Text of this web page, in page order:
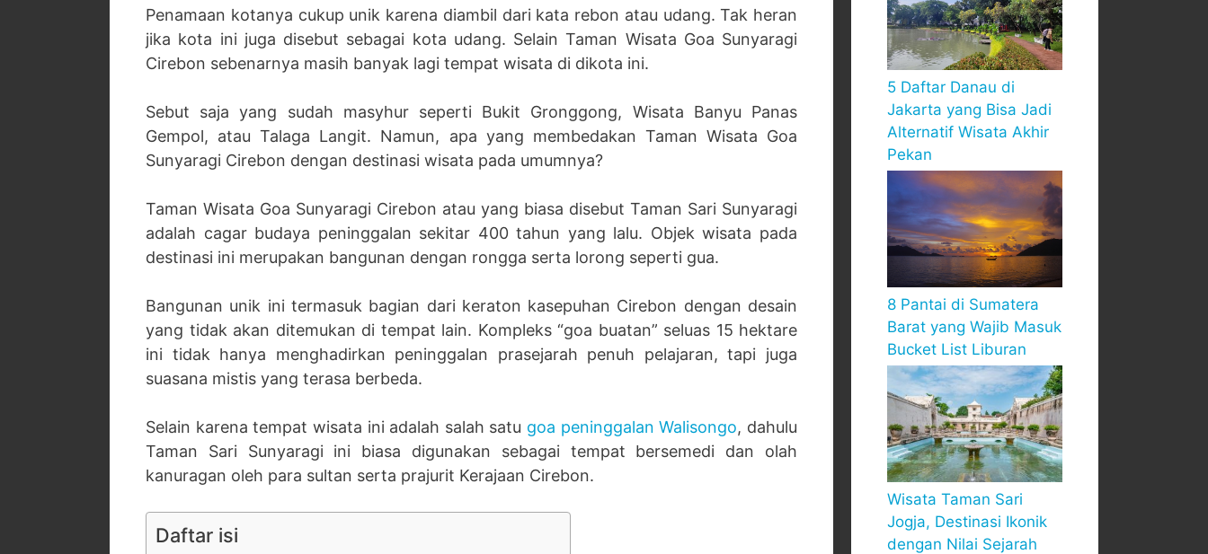
Penamaan kotanya cukup unik karena diambil dari kata rebon atau udang. Tak heran
jika kota ini juga disebut sebagai kota udang. Selain Taman Wisata Goa Sunyaragi
Cirebon sebenarnya masih banyak lagi tempat wisata di dikota ini.
Sebut saja yang sudah masyhur seperti Bukit Gronggong, Wisata Banyu Panas
Gempol, atau Talaga Langit. Namun, apa yang membedakan Taman Wisata Goa
Sunyaragi Cirebon dengan destinasi wisata pada umumnya?
Taman Wisata Goa Sunyaragi Cirebon atau yang biasa disebut Taman Sari Sunyaragi
adalah cagar budaya peninggalan sekitar 400 tahun yang lalu. Objek wisata pada
destinasi ini merupakan bangunan dengan rongga serta lorong seperti gua.
Bangunan unik ini termasuk bagian dari keraton kasepuhan Cirebon dengan desain
yang tidak akan ditemukan di tempat lain. Kompleks “goa buatan” seluas 15 hektare
ini tidak hanya menghadirkan peninggalan prasejarah penuh pelajaran, tapi juga
suasana mistis yang terasa berbeda.
Selain karena tempat wisata ini adalah salah satu goa peninggalan Walisongo, dahulu
Taman Sari Sunyaragi ini biasa digunakan sebagai tempat bersemedi dan olah
kanuragan oleh para sultan serta prajurit Kerajaan Cirebon.
Daftar isi
5 Daftar Danau di
Jakarta yang Bisa Jadi
Alternatif Wisata Akhir
Pekan
8 Pantai di Sumatera
Barat yang Wajib Masuk
Bucket List Liburan
Wisata Taman Sari
Jogja, Destinasi Ikonik
dengan Nilai Sejarah